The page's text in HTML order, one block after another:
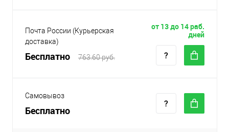
Почта России (Курьерская
доставка)
Бесплатно 763.60 руб.
от 13 до 14 раб.
дней
Самовывоз
Бесплатно